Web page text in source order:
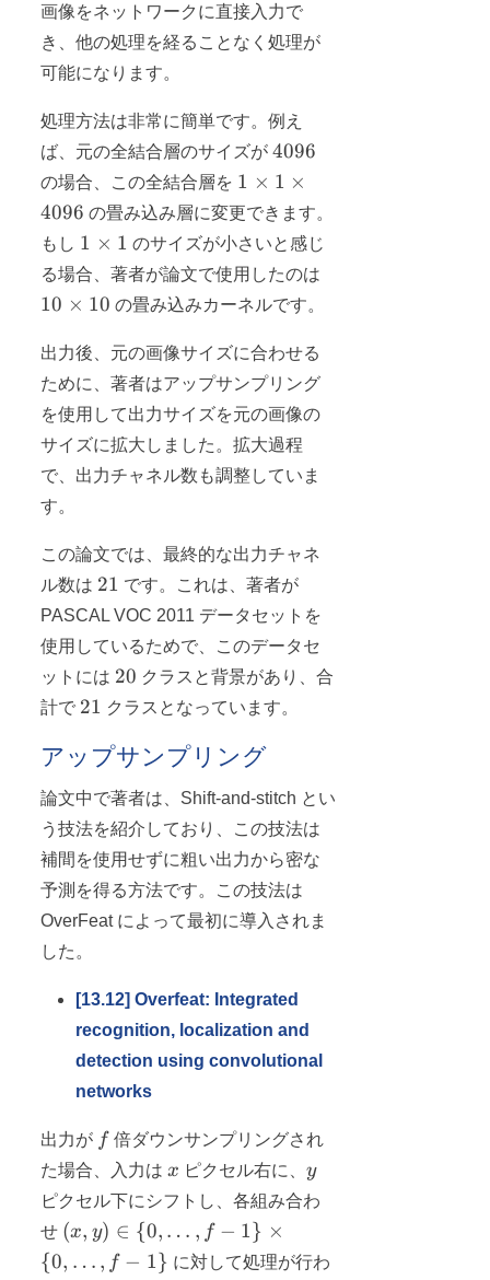
画像をネットワークに直接入力で
き、他の処理を経ることなく処理が
可能になります。
処理方法は非常に簡単です。例え
ば、元の全結合層のサイズが4096
4096
の場合、この全結合層を 1
\times
\times
4096
1 × 1 ×
4096 の畳み込み層に変更できます。
もし 1
\times
1
1 × 1 のサイズが小さいと感じ
る場合、著者が論文で使用したのは
10 × 10 の畳み込みカーネルです。
出力後、元の画像サイズに合わせる
ために、著者はアップサンプリング
を使用して出力サイズを元の画像の
サイズに拡大しました。拡大過程
で、出力チャネル数も調整していま
す。
この論文では、最終的な出力チャネ
ル数は 21
21 です。これは、著者が
PASCAL VOC 2011 データセットを
使用しているためで、このデータセ
ットには 20
20 クラスと背景があり、合
計で 21
21 クラスとなっています。
アップサンプリング
論文中で著者は、Shift-and-stitch とい
う技法を紹介しており、この技法は
補間を使用せずに粗い出力から密な
予測を得る方法です。この技法は
OverFeat によって最初に導入されま
した。
[13.12] Overfeat: Integrated
recognition, localization and
detection using convolutional
networks
出力が ff 倍ダウンサンプリングされ
た場合、入力はx
x ピクセル右に、y
y
ピクセル下にシフトし、各組み合わ
せ (x, y)
(x, y) ∈ {0, … , f − 1} ×
{0, … , f − 1} に対して処理が行わ